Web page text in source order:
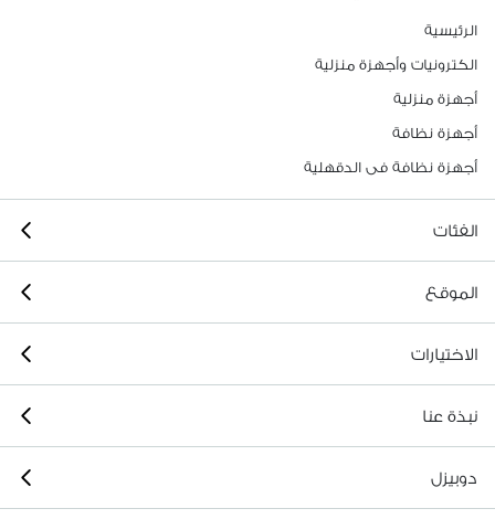
الرئيسية
الكترونيات وأجهزة منزلية
أجهزة منزلية
أجهزة نظافة
أجهزة نظافة فى الدقهلية
الفئات
الموقع
الاختيارات
نبذة عنا
دوبيزل